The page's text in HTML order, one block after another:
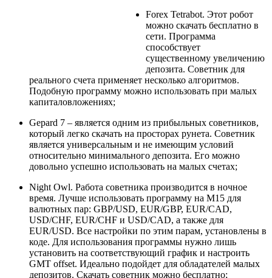
Forex Tetrabot. Этот робот
можно скачать бесплатно в
сети. Программа
способствует
существенному увеличению
депозита. Советник для
реального счета применяет несколько алгоритмов.
Подобную программу можно использовать при малых
капиталовложениях;
Gepard 7 – является одним из прибыльных советников,
который легко скачать на просторах рунета. Советник
является универсальным и не имеющим условий
относительно минимального депозита. Его можно
довольно успешно использовать на малых счетах;
Night Owl. Работа советника производится в ночное
время. Лучше использовать программу на М15 для
валютных пар: GBP/USD, EUR/GBP, EUR/CAD,
USD/CHF, EUR/CHF и USD/CAD, а также для
EUR/USD. Все настройки по этим парам, установлены в
коде. Для использования программы нужно лишь
установить на соответствующий график и настроить
GMT offset. Идеально подойдет для обладателей малых
депозитов. Скачать советник можно бесплатно;